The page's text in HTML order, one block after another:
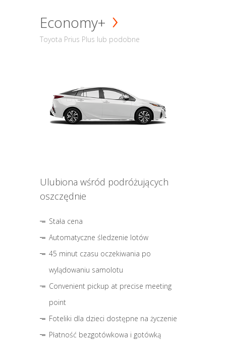
Economy+
Toyota Prius Plus lub podobne
Ulubiona wśród podróżujących
oszczędnie
Stała cena
Automatyczne śledzenie lotów
45 minut czasu oczekiwania po
wylądowaniu samolotu
Convenient pickup at precise meeting
point
Foteliki dla dzieci dostępne na życzenie
Płatność bezgotówkowa i gotówką